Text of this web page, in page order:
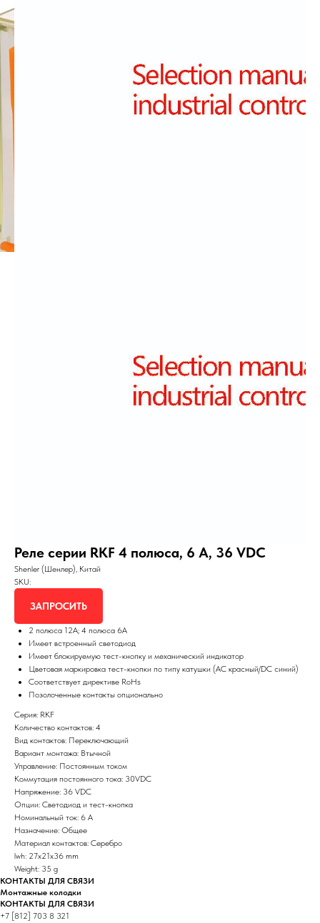
Реле серии RKF 4 полюса, 6 А, 36 VDC
Shenler (Шенлер), Китай
SKU:
ЗАПРОСИТЬ
2 полюса 12А; 4 полюса 6А
Имеет встроенный светодиод
Имеет блокируемую тест-кнопку и механический индикатор
Цветовая маркировка тест-кнопки по типу катушки (AC красный/DC синий)
Соответствует директиве RoHs
Позолоченные контакты опционально
Серия: RKF
Количество контактов: 4
Вид контактов: Переключающий
Вариант монтажа: Втычной
Управление: Постоянным током
Коммутация постоянного тока: 30VDC
Напряжение: 36 VDC
Опции: Светодиод и тест-кнопка
Номинальный ток: 6 А
Назначение: Общее
Материал контактов: Серебро
lwh: 27x21x36 mm
Weight: 35 g
КОНТАКТЫ ДЛЯ СВЯЗИ
Монтажные колодки
КОНТАКТЫ ДЛЯ СВЯЗИ
+7 [812] 703 8 321